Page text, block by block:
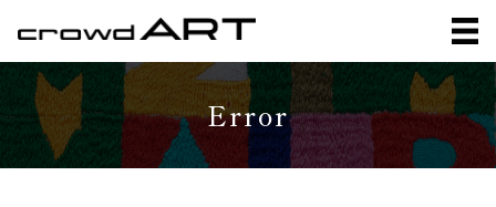
アカウント操作
出品作品一覧
Error